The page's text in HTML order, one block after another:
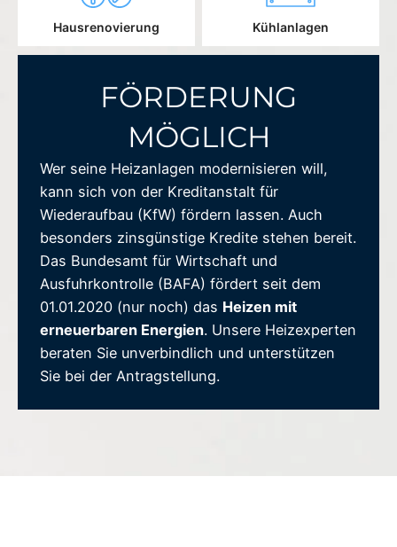
Hausrenovierung Kühlanlagen
FÖRDERUNG
MÖGLICH
Wer seine Heizanlagen modernisieren will,
kann sich von der Kreditanstalt für
Wiederaufbau (KfW) fördern lassen. Auch
besonders zinsgünstige Kredite stehen bereit.
Das Bundesamt für Wirtschaft und
Ausfuhrkontrolle (BAFA) fördert seit dem
01.01.2020 (nur noch) das Heizen mit
erneuerbaren Energien. Unsere Heizexperten
beraten Sie unverbindlich und unterstützen
Sie bei der Antragstellung.